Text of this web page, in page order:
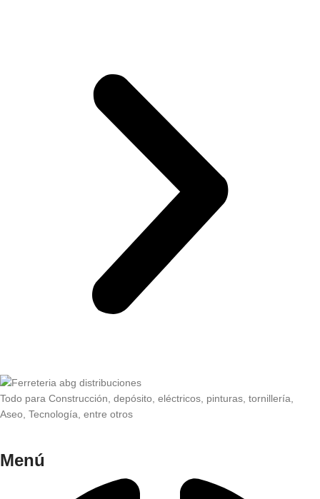
Todo para Construcción, depósito, eléctricos, pinturas, tornillería,
Aseo, Tecnología, entre otros
Menú